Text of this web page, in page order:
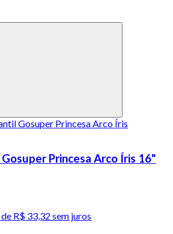
Princesa Arco Íris 16"
R$ 33,32 sem juros